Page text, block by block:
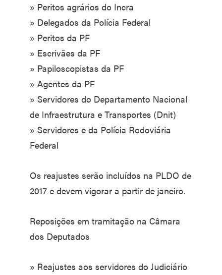
» Peritos agrários do Incra
» Delegados da Polícia Federal
» Peritos da PF
» Escrivães da PF
» Papiloscopistas da PF
» Agentes da PF
» Servidores do Departamento Nacional
de Infraestrutura e Transportes (Dnit)
» Servidores e da Polícia Rodoviária
Federal
Os reajustes serão incluídos na PLDO de
2017 e devem vigorar a partir de janeiro.
Reposições em tramitação na Câmara
dos Deputados
» Reajustes aos servidores do Judiciário